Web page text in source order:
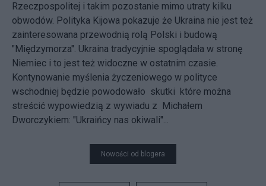
Rzeczpospolitej i takim pozostanie mimo utraty kilku
obwodów. Polityka Kijowa pokazuje że Ukraina nie jest też
zainteresowana przewodnią rolą Polski i budową
"Międzymorza". Ukraina tradycyjnie spoglądała w stronę
Niemiec i to jest też widoczne w ostatnim czasie.
Kontynowanie myślenia życzeniowego w polityce
wschodniej będzie powodowało skutki które można
streścić wypowiedzią z wywiadu z Michałem
Dworczykiem: "Ukraińcy nas okiwali"...
Nowości od blogera